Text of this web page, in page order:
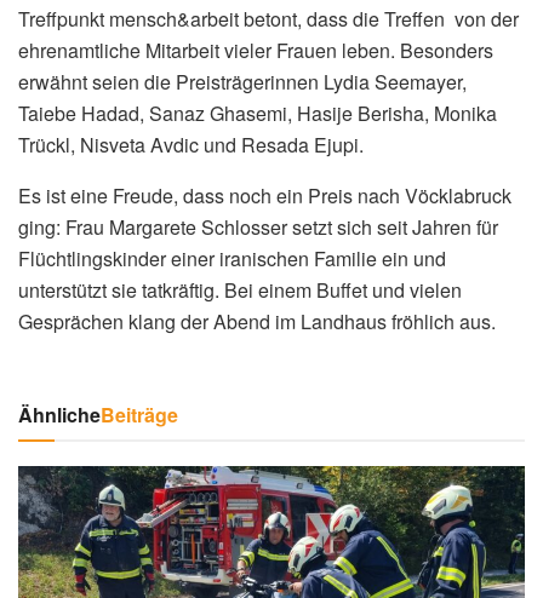
Treffpunkt mensch&arbeit betont, dass die Treffen von der
ehrenamtliche Mitarbeit vieler Frauen leben. Besonders
erwähnt seien die Preisträgerinnen Lydia Seemayer,
Taiebe Hadad, Sanaz Ghasemi, Hasije Berisha, Monika
Trückl, Nisveta Avdic und Resada Ejupi.
Es ist eine Freude, dass noch ein Preis nach Vöcklabruck
ging: Frau Margarete Schlosser setzt sich seit Jahren für
Flüchtlingskinder einer iranischen Familie ein und
unterstützt sie tatkräftig. Bei einem Buffet und vielen
Gesprächen klang der Abend im Landhaus fröhlich aus.
ÄhnlicheBeiträge